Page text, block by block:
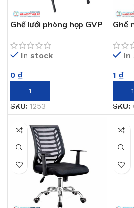
Ghế lưới phòng họp GVP
In stock
0 ₫
THÊM VÀO GIỎ HÀNG
SKU: 1253
Ghế
In
1 ₫
SKU: